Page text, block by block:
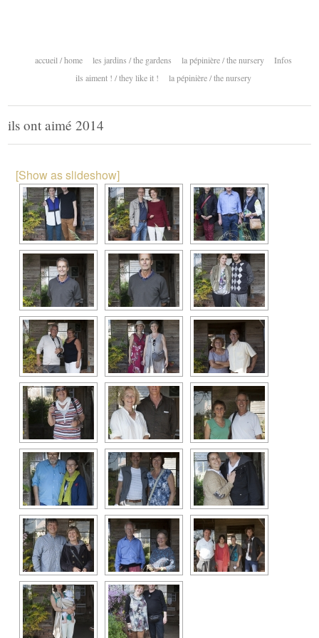
accueil / home les jardins / the gardens la pépinière / the nursery
Infos
ils aiment ! / they like it !
la pépinière / the nursery
ils ont aimé 2014
[Show as slideshow]